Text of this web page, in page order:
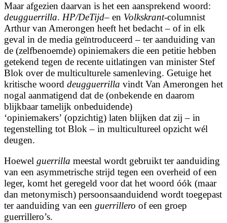
Maar afgezien daarvan is het een aansprekend woord:
deugguerrilla. HP/DeTijd– en Volkskrant-columnist
Arthur van Amerongen heeft het bedacht – of in elk
geval in de media geïntroduceerd – ter aanduiding van
de (zelfbenoemde) opiniemakers die een petitie hebben
getekend tegen de recente uitlatingen van minister Stef
Blok over de multiculturele samenleving. Getuige het
kritische woord deugguerrilla vindt Van Amerongen het
nogal aanmatigend dat de (onbekende en daarom
blijkbaar tamelijk onbeduidende)
‘opiniemakers’ (opzichtig) laten blijken dat zij – in
tegenstelling tot Blok – in multicultureel opzicht wél
deugen.
Hoewel guerrilla meestal wordt gebruikt ter aanduiding
van een asymmetrische strijd tegen een overheid of een
leger, komt het geregeld voor dat het woord óók (maar
dan metonymisch) persoonsaanduidend wordt toegepast
ter aanduiding van een guerrillero of een groep
guerrillero’s.